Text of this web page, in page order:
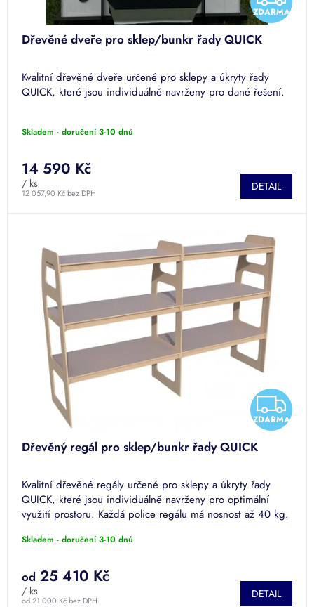
D
ZDARMA
Dřevěné dveře pro sklep/bunkr řady QUICK
Kvalitní dřevěné dveře určené pro sklepy a úkryty řady
QUICK, které jsou individuálně navrženy pro dané řešení.
Skladem - doručení 3-10 dnů
12 057,90 Kč bez DPH
14 590 Kč
/ ks DETAIL
Z
D
M
ZDARMA
Dřevěný regál pro sklep/bunkr řady QUICK
Kvalitní dřevěné regály určené pro sklepy a úkryty řady
QUICK, které jsou individuálně navrženy pro optimální
využití prostoru. Každá police regálu má nosnost až 40 kg.
Skladem - doručení 3-10 dnů
od 21 000 Kč bez DPH
od 25 410 Kč
/ ks DETAIL